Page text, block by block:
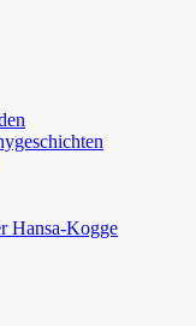
Hansa-Kogge